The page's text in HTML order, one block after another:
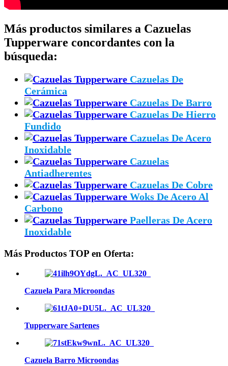
Más productos similares a Cazuelas
Tupperware concordantes con la
búsqueda:
Cazuelas De
Cerámica
Cazuelas De Barro
Cazuelas De Hierro
Fundido
Cazuelas De Acero
Inoxidable
Cazuelas
Antiadherentes
Cazuelas De Cobre
Woks De Acero Al
Carbono
Paelleras De Acero
Inoxidable
Más Productos TOP en Oferta:
Cazuela Para Microondas
Tupperware Sartenes
Cazuela Barro Microondas